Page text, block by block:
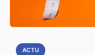
ACTU